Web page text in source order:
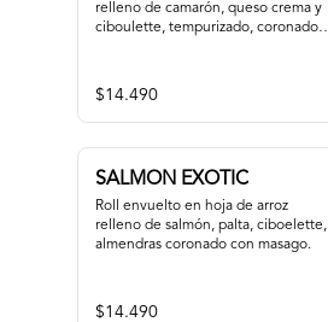
relleno de camarón, queso crema y
ciboulette, tempurizado, coronado
$14.490
SALMON EXOTIC
Roll envuelto en hoja de arroz
relleno de salmón, palta, ciboelette,
almendras coronado con masago.
$14.490